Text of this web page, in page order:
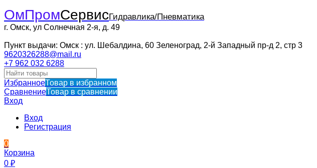
ОмПромСервисГидравлика/Пневматика
г. Омск, ул Солнечная 2-я, д. 49
Пункт выдачи: Омск : ул. Шебалдина, 60 Зеленоград, 2-й Западный пр-д 2, стр 3
9620326288@mail.ru
+7 962 032 6288
ИзбранноеТовар в избранном
СравнениеТовар в сравнении
Вход
Вход
Регистрация
0
Корзина
0 ₽